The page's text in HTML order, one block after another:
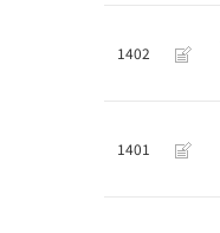
1402
1401